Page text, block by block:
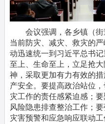
会议强调，各乡镇（街
当前防灾、减灾、救灾的
动迅速统一到习近平总书
至上、生命至上，立足抢
神，采取更加有力有效的
产安全。要提高政治站位
灾工作的责任感紧迫感；
风险隐患排查整治工作；
灾害预警和应急响应联动工